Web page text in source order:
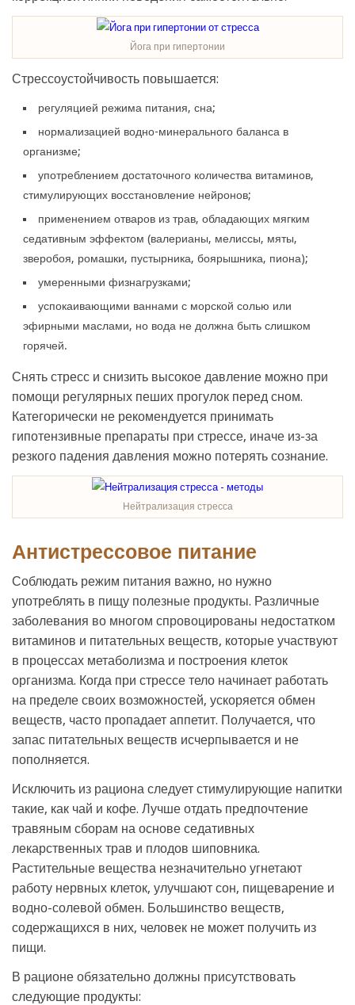
Йога при гипертонии
Стрессоустойчивость повышается:
регуляцией режима питания, сна;
нормализацией водно-минерального баланса в
организме;
употреблением достаточного количества витаминов,
стимулирующих восстановление нейронов;
применением отваров из трав, обладающих мягким
седативным эффектом (валерианы, мелиссы, мяты,
зверобоя, ромашки, пустырника, боярышника, пиона);
умеренными физнагрузками;
успокаивающими ваннами с морской солью или
эфирными маслами, но вода не должна быть слишком
горячей.
Снять стресс и снизить высокое давление можно при
помощи регулярных пеших прогулок перед сном.
Категорически не рекомендуется принимать
гипотензивные препараты при стрессе, иначе из-за
резкого падения давления можно потерять сознание.
Нейтрализация стресса
Антистрессовое питание
Соблюдать режим питания важно, но нужно
употреблять в пищу полезные продукты. Различные
заболевания во многом спровоцированы недостатком
витаминов и питательных веществ, которые участвуют
в процессах метаболизма и построения клеток
организма. Когда при стрессе тело начинает работать
на пределе своих возможностей, ускоряется обмен
веществ, часто пропадает аппетит. Получается, что
запас питательных веществ исчерпывается и не
пополняется.
Исключить из рациона следует стимулирующие напитки
такие, как чай и кофе. Лучше отдать предпочтение
травяным сборам на основе седативных
лекарственных трав и плодов шиповника.
Растительные вещества незначительно угнетают
работу нервных клеток, улучшают сон, пищеварение и
водно-солевой обмен. Большинство веществ,
содержащихся в них, человек не может получить из
пищи.
В рационе обязательно должны присутствовать
следующие продукты: